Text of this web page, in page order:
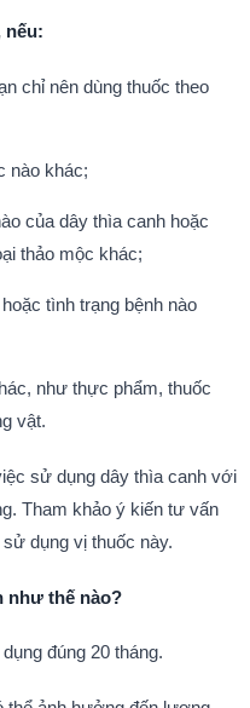
nếu:
chỉ nên dùng thuốc theo
nào khác;
của dây thìa canh hoặc
thảo mộc khác;
tình trạng bệnh nào
như thực phẩm, thuốc
vật.
sử dụng dây thìa canh với
Tham khảo ý kiến tư vấn
dụng vị thuốc này.
như thế nào?
đúng 20 tháng.